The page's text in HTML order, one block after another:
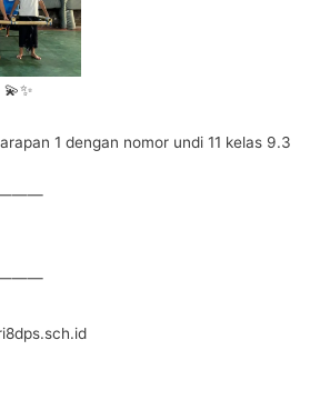
1 dengan nomor undi 11 kelas 9.3